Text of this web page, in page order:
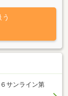
サンライン第